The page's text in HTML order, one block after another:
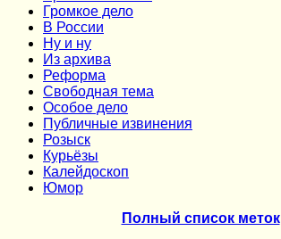
Громкое дело
В России
Ну и ну
Из архива
Реформа
Cвободная тема
Особое дело
Публичные извинения
Розыск
Курьёзы
Калейдоскоп
Юмор
Полный список меток